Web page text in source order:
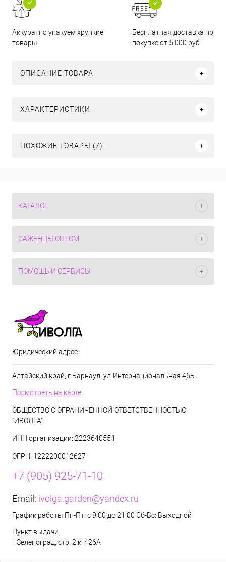
Аккуратно упакуем хрупкие
товары
Бесплатная доставка при
покупке от 5 000 руб
ОПИСАНИЕ ТОВАРА
ХАРАКТЕРИСТИКИ
ПОХОЖИЕ ТОВАРЫ (7)
КАТАЛОГ
САЖЕНЦЫ ОПТОМ
ПОМОЩЬ И СЕРВИСЫ
Юридический адрес:
Алтайский край, г.Барнаул, ул Интернациональная 45Б
Посмотреть на карте
ОБЩЕСТВО С ОГРАНИЧЕННОЙ ОТВЕТСТВЕННОСТЬЮ
"ИВОЛГА"
ИНН организации: 2223640551
ОГРН: 1222200012627
+7 (905) 925-71-10
Email: ivolga.garden@yandex.ru
График работы Пн-Пт: с 9:00 до 21:00 Сб-Вс: Выходной
Пункт выдачи:
г Зеленоград, стр. 2 к. 426А